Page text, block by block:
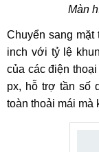
Màn
Chuyển sang
inch với tỷ lệ
của các điện
px, hỗ trợ tần số
toàn thoải mái mà